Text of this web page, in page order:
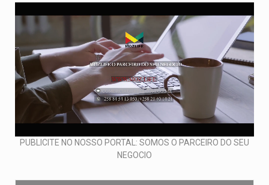
PUBLICITE NO NOSSO PORTAL: SOMOS O PARCEIRO DO SEU
NEGOCIO